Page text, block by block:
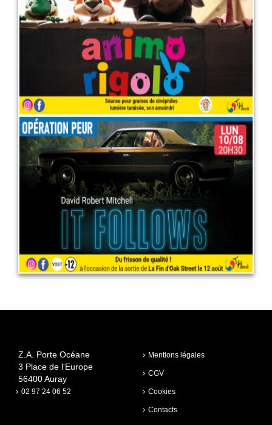
9 août 2026
LIRE PLUS
Opération peur : "It follows"
10 août 2026
LIRE PLUS
Z.A. Porte Océane
3 Place de l'Europe
56400 Auray
02 97 24 06 52
Mentions légales
CGV
Cookies
Contacts